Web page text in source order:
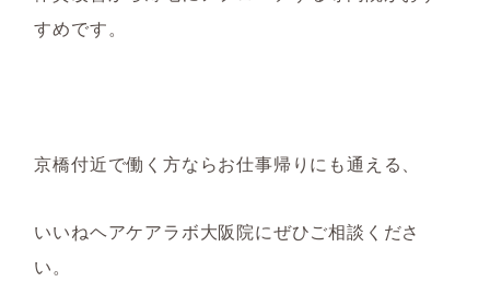
すめです。
京橋付近で働く方ならお仕事帰りにも通える、
いいねヘアケアラボ大阪院にぜひご相談くださ
い。